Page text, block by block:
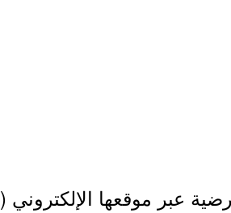
عبر موقعها الإلكتروني (